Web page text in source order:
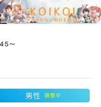
〜
男性 調整中